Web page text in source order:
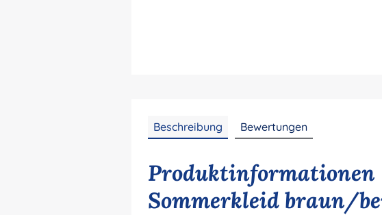
Beschreibung Bewertungen
Produktinformationen
Sommerkleid braun/